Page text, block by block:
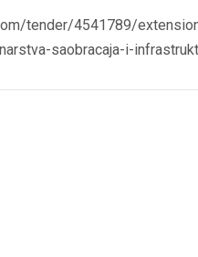
tender/4541789/
saobracaja-i-